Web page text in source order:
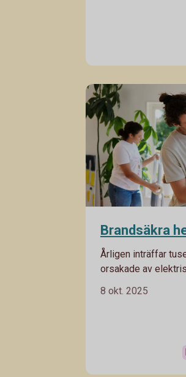
Brandsäkra
Årligen inträffar
orsakade av
eller överhettning.
tips hur du kan
8 okt. 2025